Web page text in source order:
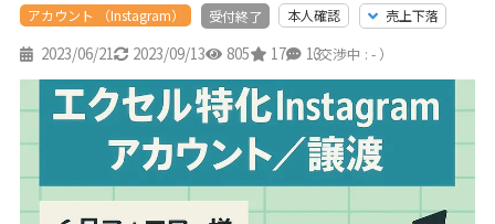
アカウント （Instagram） 受付終了 本人確認 売上下落
2023/06/21 2023/09/13 805 17 13
（交渉中 : - ）